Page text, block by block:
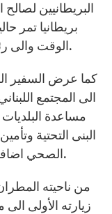
البريطانيين
بريطانيا تمر
الوقت والى رئيس وزراء جديد يقود المرحلة الجديدة.
كما عرض السفير
الى المجتمع
مساعدة
البنى التحتية
الصحي اضافة الى العديد من المساعدات المتفرقة.
من ناحيته
زيارته الأولى